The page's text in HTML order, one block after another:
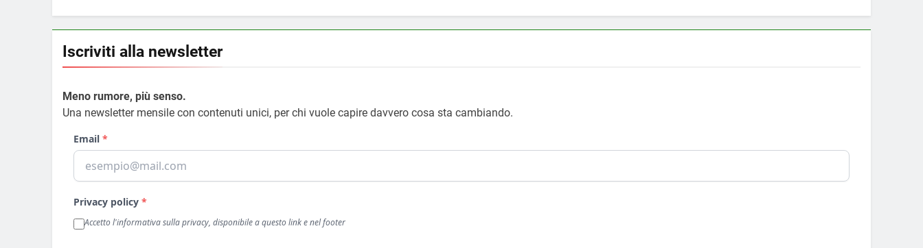
Iscriviti alla newsletter
Meno rumore, più senso.
Una newsletter mensile con contenuti unici, per chi vuole capire davvero cosa sta cambiando.